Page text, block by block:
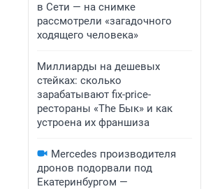
в Сети — на снимке
рассмотрели «загадочного
ходящего человека»
Миллиарды на дешевых
стейках: сколько
зарабатывают fix-price-
рестораны «The Бык» и как
устроена их франшиза
Mercedes производителя
дронов подорвали под
Екатеринбургом —